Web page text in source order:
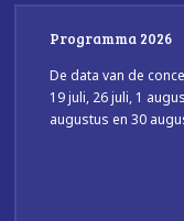
Programma 2026
De data van de
19 juli, 26 juli, 1
augustus en 30